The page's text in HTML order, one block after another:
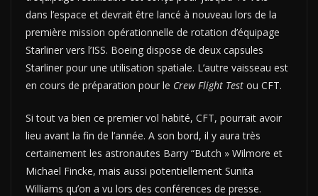
dans l’espace et devrait être lancé à nouveau lors de la
première mission opérationnelle de rotation d’équipage
Starliner vers l’ISS. Boeing dispose de deux capsules
Starliner pour une utilisation spatiale. L’autre vaisseau est
en cours de préparation pour le Crew Flight Test ou CFT.
Si tout va bien ce premier vol habité, CFT, pourrait avoir
lieu avant la fin de l’année. A son bord, il y aura très
certainement les astronautes Barry “Butch » Wilmore et
Michael Fincke, mais aussi potentiellement Sunita
Williams qu’on a vu lors des conférences de presse.